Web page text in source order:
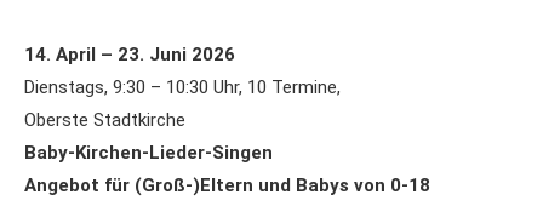
14. April – 23. Juni 2026
Dienstags, 9:30 – 10:30 Uhr, 10 Termine,
Oberste Stadtkirche
Baby-Kirchen-Lieder-Singen
Angebot für (Groß-)Eltern und Babys von 0-18